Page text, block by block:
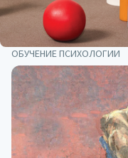
ОБУЧЕНИЕ ПСИХОЛОГИИ